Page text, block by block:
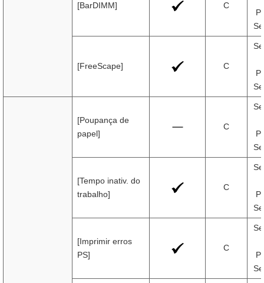
[BarDIMM] C
[FreeScape] C
[Poupança de
papel]
C
[Tempo inativ. do
trabalho]
C
[Imprimir erros
PS]
C